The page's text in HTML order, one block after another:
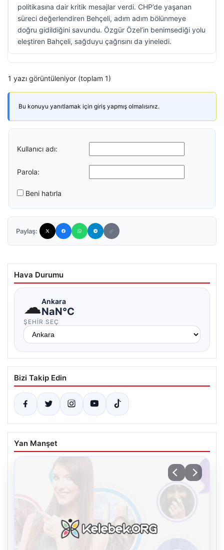
politikasına dair kritik mesajlar verdi. CHP’de yaşanan
süreci değerlendiren Behçeli, adım adım bölünmeye
doğru gidildiğini savundu. Özgür Özel’in benimsediği yolu
eleştiren Bahçeli, sağduyu çağrısını da yineledi.
1 yazı görüntüleniyor (toplam 1)
Bu konuyu yanıtlamak için giriş yapmış olmalısınız.
Kullanıcı adı:
Parola:
Beni hatırla
Paylaş:
Hava Durumu
☁Ankara
NaN°C
ŞEHIR SEÇ
Bizi Takip Edin
Yan Manşet